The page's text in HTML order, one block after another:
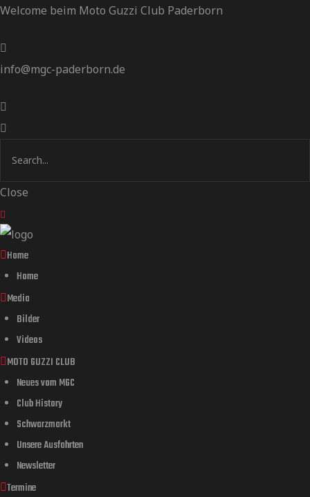
Welcome beim Moto Guzzi Club Paderborn
info@mgc-paderborn.de
Close
Home
Home
Media
Bilder
Videos
MOTO GUZZI CLUB
Neues vom MGC
Club History
Schwarzmarkt
Unsere Ausfahrten
Newsletter
Termine